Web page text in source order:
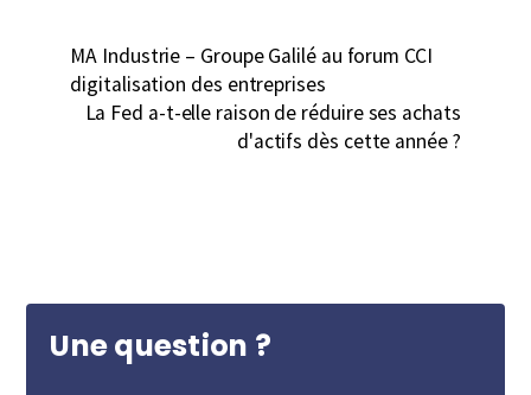
MA Industrie – Groupe Galilé au forum CCI
digitalisation des entreprises
La Fed a-t-elle raison de réduire ses achats
d'actifs dès cette année ?
Une question ?